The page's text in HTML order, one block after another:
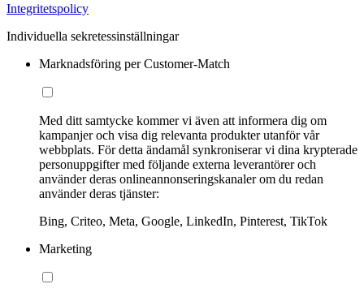
Integritetspolicy
Individuella sekretessinställningar
Marknadsföring per Customer-Match
Med ditt samtycke kommer vi även att informera dig om
kampanjer och visa dig relevanta produkter utanför vår
webbplats. För detta ändamål synkroniserar vi dina krypterade
personuppgifter med följande externa leverantörer och
använder deras onlineannonseringskanaler om du redan
använder deras tjänster:
Bing, Criteo, Meta, Google, LinkedIn, Pinterest, TikTok
Marketing